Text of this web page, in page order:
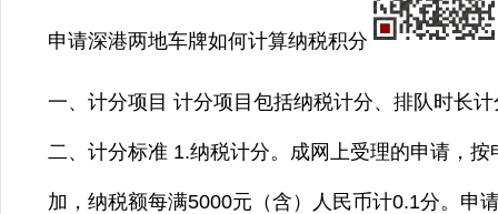
申请深港两地车牌如何计算纳税积分？
一、计分项目 计分项目包括纳税计分、排队时长
二、计分标准 1.纳税计分。成网上受理的申请，
加，纳税额每满5000元（含）人民币计0.1分。申